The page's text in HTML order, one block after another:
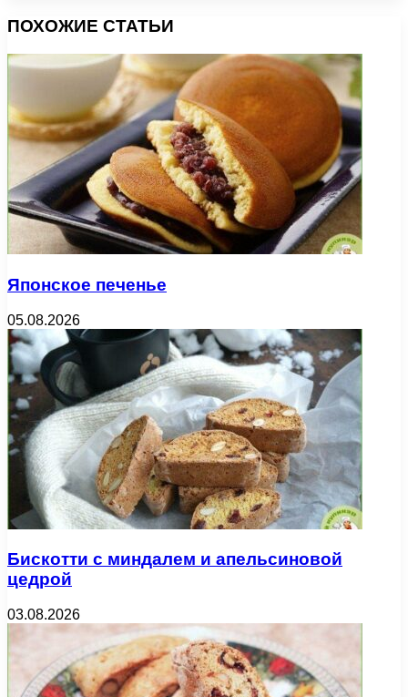
ПОХОЖИЕ СТАТЬИ
Японское печенье
05.08.2026
Бискотти с миндалем и апельсиновой
цедрой
03.08.2026